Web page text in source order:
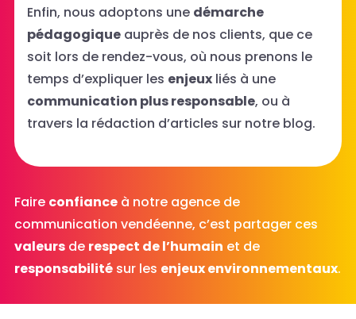
Enfin, nous adoptons une démarche
pédagogique auprès de nos clients, que ce
soit lors de rendez-vous, où nous prenons le
temps d’expliquer les enjeux liés à une
communication plus responsable, ou à
travers la rédaction d’articles sur notre blog.
Faire confianceà notre agence de
communication vendéenne, c’est partager ces
valeursde respect de l’humain et de
responsabilitésur les enjeux environnementaux.